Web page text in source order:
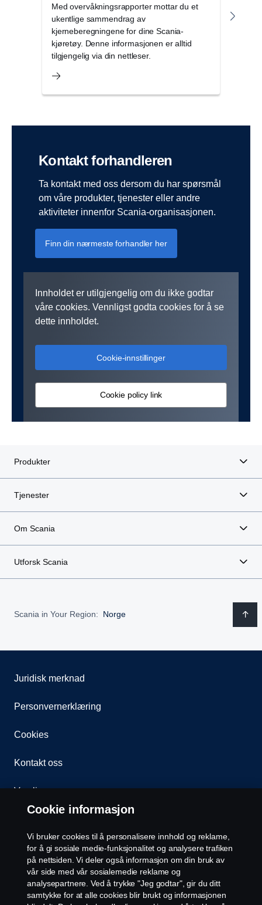
Med overvåkningsrapporter mottar du et
ukentlige sammendrag av
kjerneberegningene for dine Scania-
kjøretøy. Denne informasjonen er alltid
tilgjengelig via din nettleser.
Kontakt forhandleren
Ta kontakt med oss dersom du har spørsmål
om våre produkter, tjenester eller andre
aktiviteter innenfor Scania-organisasjonen.
Finn din nærmeste forhandler her
Innholdet er utilgjengelig om du ikke godtar
våre cookies. Vennligst godta cookies for å se
dette innholdet.
Cookie-innstillinger
Cookie policy link
Produkter
Tjenester
Om Scania
Utforsk Scania
Scania in Your Region: Norge
Juridisk merknad
Personvernerklæring
Cookies
Kontakt oss
Varsling
Etiske retningslinjer for leverandører
Cookie-innstillinger
Cookie informasjon
Vi bruker cookies til å personalisere innhold og reklame,
for å gi sosiale medie-funksjonalitet og analysere trafiken
på nettsiden. Vi deler også informasjon om din bruk av
vår side med vår sosialemedie reklame og
analysepartnere. Ved å trykke "Jeg godtar", gir du ditt
samtykke for at alle cookies blir brukt og informasjonen